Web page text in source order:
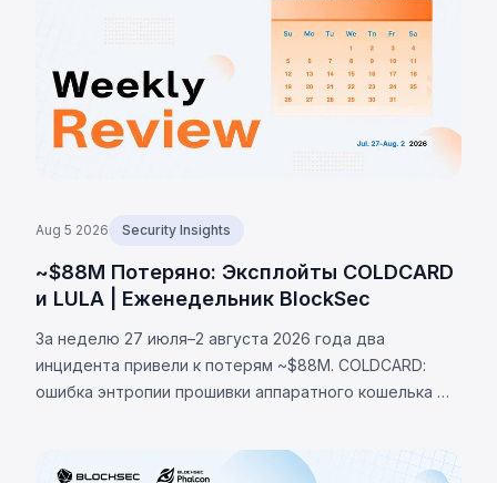
Aug 5 2026 Security Insights
~$88M Потеряно: Эксплойты COLDCARD
и LULA | Еженедельник BlockSec
За неделю 27 июля–2 августа 2026 года два
инцидента привели к потерям ~$88M. COLDCARD:
ошибка энтропии прошивки аппаратного кошелька —
позволив украсть 1370 BTC (~$88M). LULA (BNB Chain):